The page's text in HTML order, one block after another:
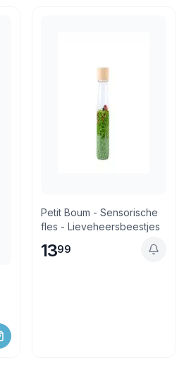
Petit Boum - Sensorische
fles - Lieveheersbeestjes
1399